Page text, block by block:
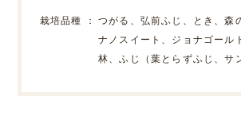
栽培品種 ：
つがる、弘前ふじ、とき、森
ナノスイート、ジョナゴール
林、ふじ（葉とらずふじ、サ